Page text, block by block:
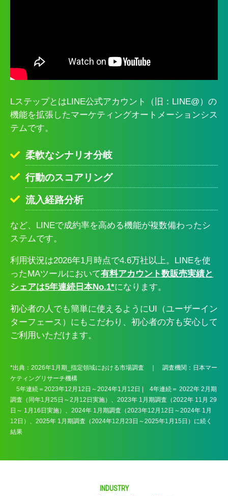
LステップとはLINE公式アカウント（旧：LINE@）の
機能を拡張したマーケティングオートメーションシス
テムです。
柔軟なシナリオ分岐
行動のスコアリング
流入経路分析
など、LINEで成約率を高める機能が複数備わったシ
ステムです。
利用状況は2026年1月時点で4.6万社以上。LINEを使
ったMAツールにおいて有料アカウント数販売実績と
シェアは5年連続日本No.1*になります。
初心者の人でも簡単に使えるようにUI（ユーザーイン
ターフェース）にもこだわり、初心者の方も安心して
ご利用いただけます。
*出典：2026年1月期_指定領域における市場調査 ｜ 調査機関：日本マー
ケティングリサーチ機構
5年連続＝2023年12月12日～2024年1月12日 | 4年連続＝ 2022年 2月期
調査（同年1月25日～2月12日実施）、2023年 1月期調査（2022年 11月 29
日～ 1月16日実施）、2024年 1月期調査（2023年12月12日～2024年 1月
12日）、2025年 1月期調査（2024年12月23日～2025年1月15日）に続く
結果
INDUSTRY